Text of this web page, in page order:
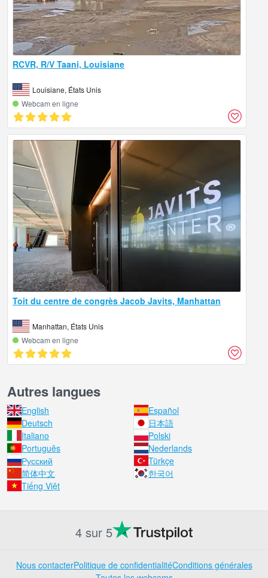
RCVR, R/V Taani, Louisiane
Louisiane, États Unis
Webcam en ligne
Toit du centre de congrès Jacob Javits, Manhattan
Manhattan, États Unis
Webcam en ligne
Autres langues
English
Español
Deutsch
日本語
Italiano
Polski
Português
Nederlands
Русский
Türkçe
简体中文
한국어
Tiếng Việt
4 sur 5
Nous contacterPolitique de confidentialitéConditions générales